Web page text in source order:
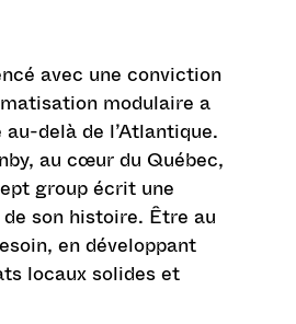
avec une conviction
modulaire a
delà de l’Atlantique.
au cœur du Québec,
group écrit une
son histoire. Être au
en développant
locaux solides et